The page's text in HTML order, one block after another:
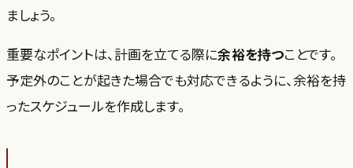
ましょう。
重要なポイントは、計画を立てる際に余裕を持つことです。
予定外のことが起きた場合でも対応できるように、余裕を持
ったスケジュールを作成します。